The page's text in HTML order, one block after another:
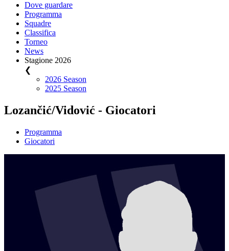
Dove guardare
Programma
Squadre
Classifica
Torneo
News
Stagione 2026
❮
2026 Season
2025 Season
Lozančić/Vidović - Giocatori
Programma
Giocatori